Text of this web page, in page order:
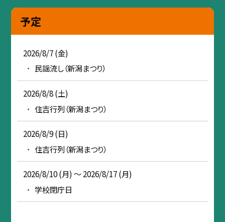
予定
2026/8/7 (金)
民謡流し（新潟まつり）
2026/8/8 (土)
住吉行列（新潟まつり）
2026/8/9 (日)
住吉行列（新潟まつり）
2026/8/10 (月) ～ 2026/8/17 (月)
学校閉庁日